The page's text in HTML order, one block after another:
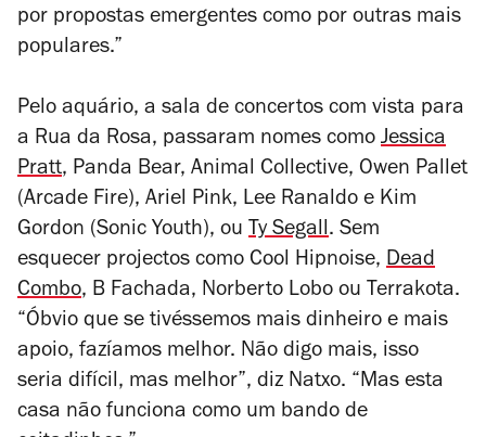
por propostas emergentes como por outras mais
populares.”
Pelo aquário, a sala de concertos com vista para
a Rua da Rosa, passaram nomes como Jessica
Pratt, Panda Bear, Animal Collective, Owen Pallet
(Arcade Fire), Ariel Pink, Lee Ranaldo e Kim
Gordon (Sonic Youth), ou Ty Segall. Sem
esquecer projectos como Cool Hipnoise, Dead
Combo, B Fachada, Norberto Lobo ou Terrakota.
“Óbvio que se tivéssemos mais dinheiro e mais
apoio, fazíamos melhor. Não digo mais, isso
seria difícil, mas melhor”, diz Natxo. “Mas esta
casa não funciona como um bando de